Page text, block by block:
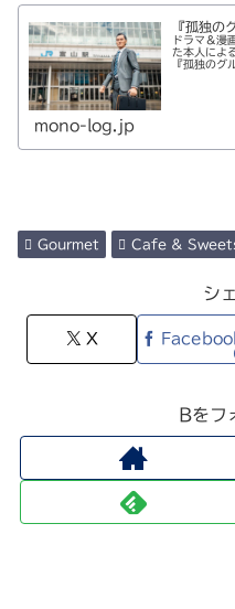
『孤独の
ドラマ＆漫
た本人によ
『孤独のグ
mono-log.jp
Gourmet Cafe &
シ
X
Bをフ